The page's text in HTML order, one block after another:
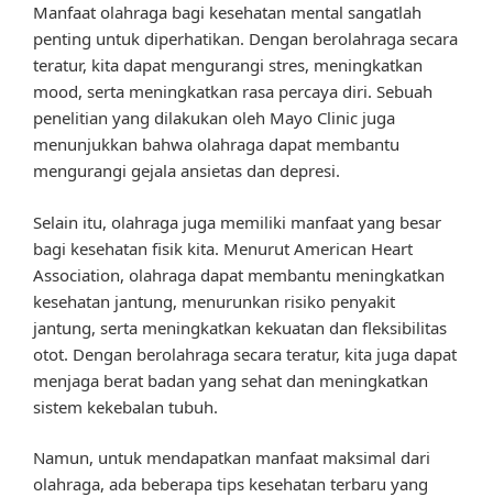
Manfaat olahraga bagi kesehatan mental sangatlah
penting untuk diperhatikan. Dengan berolahraga secara
teratur, kita dapat mengurangi stres, meningkatkan
mood, serta meningkatkan rasa percaya diri. Sebuah
penelitian yang dilakukan oleh Mayo Clinic juga
menunjukkan bahwa olahraga dapat membantu
mengurangi gejala ansietas dan depresi.
Selain itu, olahraga juga memiliki manfaat yang besar
bagi kesehatan fisik kita. Menurut American Heart
Association, olahraga dapat membantu meningkatkan
kesehatan jantung, menurunkan risiko penyakit
jantung, serta meningkatkan kekuatan dan fleksibilitas
otot. Dengan berolahraga secara teratur, kita juga dapat
menjaga berat badan yang sehat dan meningkatkan
sistem kekebalan tubuh.
Namun, untuk mendapatkan manfaat maksimal dari
olahraga, ada beberapa tips kesehatan terbaru yang